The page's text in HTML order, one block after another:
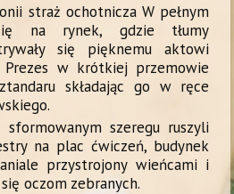
straż ochotnicza W pełnym
na rynek, gdzie tłumy
się pięknemu aktowi
Prezes w krótkiej przemowie
składając go w ręce
szeregu ruszyli
na plac ćwiczeń, budynek
przystrojony wieńcami i
oczom zebranych.